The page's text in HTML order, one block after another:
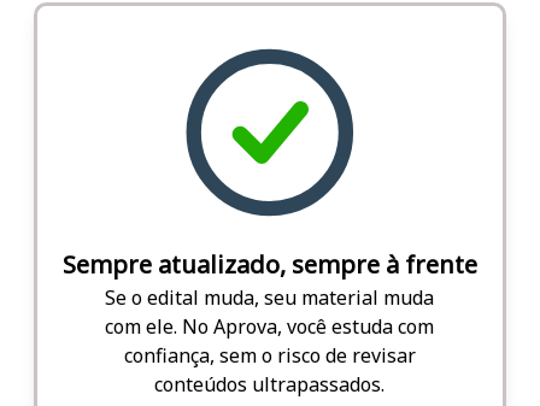
Sempre atualizado, sempre à frente
Se o edital muda, seu material muda
com ele. No Aprova, você estuda com
confiança, sem o risco de revisar
conteúdos ultrapassados.